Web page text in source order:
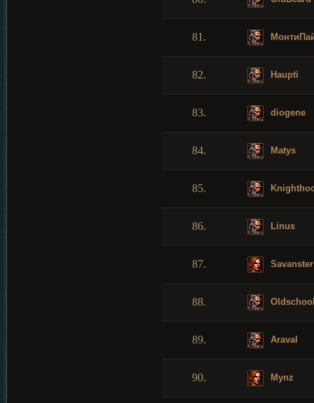
81.
82. Haupti
83. diogene
84. Matys
85.
86. Linus
87. Savanster
88.
89. Araval
90. Mynz